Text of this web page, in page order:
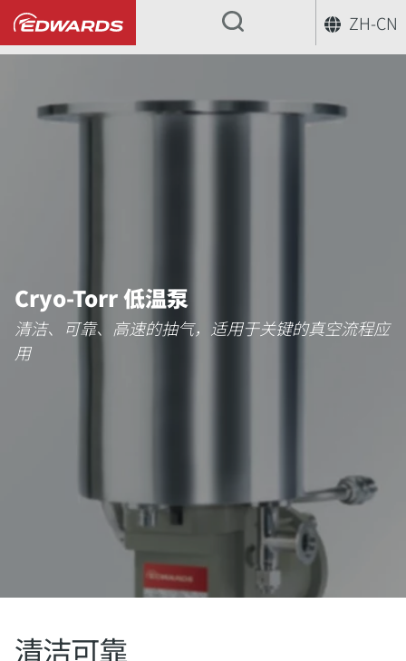
ZH-CN
...
Cryo-Torr 低温泵
清洁、可靠、高速的抽气，适用于关键的真空流程应
用
清洁可靠